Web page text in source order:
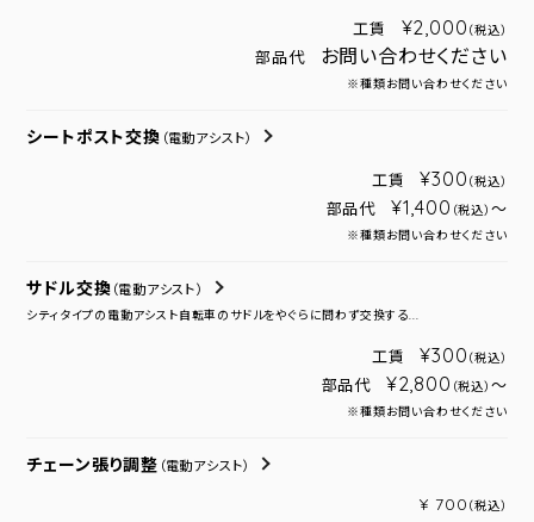
工賃 ¥2,000 （税込）
部品代 お問い合わせください
※種類お問い合わせください
シートポスト交換 （電動アシスト）
工賃 ¥300 （税込）
部品代 ¥1,400 （税込） ～
※種類お問い合わせください
サドル交換 （電動アシスト）
シティタイプの電動アシスト自転車のサドルをやぐらに問わず交換する...
工賃 ¥300 （税込）
部品代 ¥2,800 （税込） ～
※種類お問い合わせください
チェーン張り調整 （電動アシスト）
¥ 700 （税込）